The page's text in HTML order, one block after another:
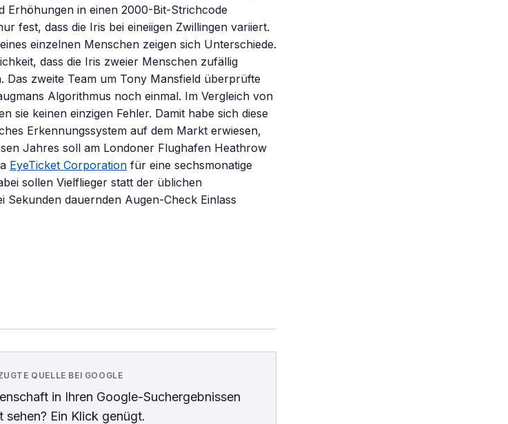
Erhöhungen in einen 2000-Bit-Strichcode
fest, dass die Iris bei eineiigen Zwillingen variiert.
einzelnen Menschen zeigen sich Unterschiede.
dass die Iris zweier Menschen zufällig
Das zweite Team um Tony Mansfield überprüfte
Algorithmus noch einmal. Im Vergleich von
sie keinen einzigen Fehler. Damit habe sich diese
Erkennungssystem auf dem Markt erwiesen,
Jahres soll am Londoner Flughafen Heathrow
EyeTicket Corporation für eine sechsmonatige
sollen Vielflieger statt der üblichen
dauernden Augen-Check Einlass
QUELLE BEI GOOGLE
in Ihren Google-Suchergebnissen
sehen? Ein Klick genügt.